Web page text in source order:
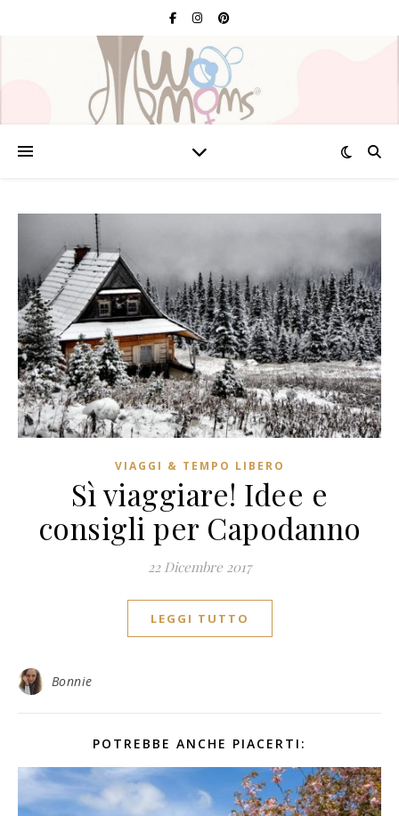
VIAGGI & TEMPO LIBERO
Sì viaggiare! Idee e
consigli per Capodanno
22 Dicembre 2017
LEGGI TUTTO
Bonnie
POTREBBE ANCHE PIACERTI: